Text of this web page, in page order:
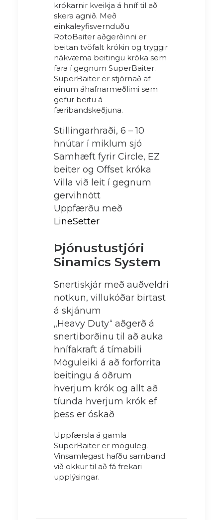
krókarnir kveikja á hníf til að
skera agnið. Með
einkaleyfisvernduðu
RotoBaiter aðgerðinni er
beitan tvöfalt krókin og tryggir
nákvæma beitingu króka sem
fara í gegnum SuperBaiter.
SuperBaiter er stjórnað af
einum áhafnarmeðlimi sem
gefur beitu á
færibandskeðjuna.
Stillingarhraði, 6 – 10
hnútar í miklum sjó
Samhæft fyrir Circle, EZ
beiter og Offset króka
Villa við leit í gegnum
gervihnött
Uppfærðu með
LineSetter
Þjónustustjóri
Sinamics System
Snertiskjár með auðveldri
notkun, villukóðar birtast
á skjánum
„Heavy Duty“ aðgerð á
snertiborðinu til að auka
hnífakraft á tímabili
Möguleiki á að forforrita
beitingu á öðrum
hverjum krók og allt að
tíunda hverjum krók ef
þess er óskað
Uppfærsla á gamla
SuperBaiter er möguleg.
Vinsamlegast hafðu samband
við okkur til að fá frekari
upplýsingar.